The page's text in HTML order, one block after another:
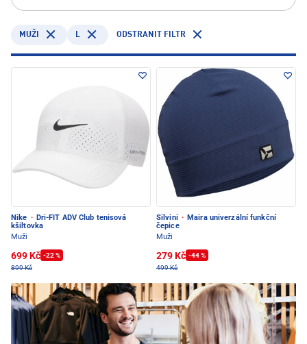
MUŽI L ODSTRANIT FILTR
Nike · Dri-FIT ADV Club tenisová
kšiltovka
Muži
699 Kč -22 %
899 Kč
Silvini · Maira univerzální funkční
čepice
Muži
279 Kč -44 %
499 Kč